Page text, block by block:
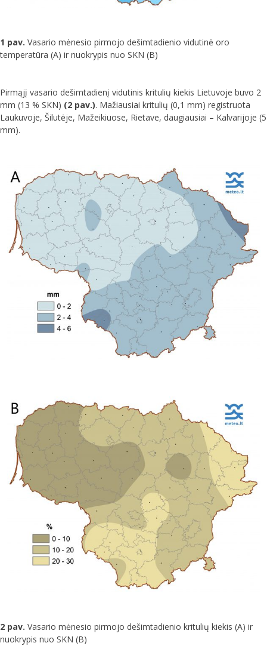
1 pav. Vasario mėnesio pirmojo dešimtadienio vidutinė oro
temperatūra (A) ir nuokrypis nuo SKN (B)
Pirmąjį vasario dešimtadienį vidutinis kritulių kiekis Lietuvoje buvo 2
mm (13 % SKN) (2 pav.). Mažiausiai kritulių (0,1 mm) registruota
Laukuvoje, Šilutėje, Mažeikiuose, Rietave, daugiausiai – Kalvarijoje (5
mm).
2 pav. Vasario mėnesio pirmojo dešimtadienio kritulių kiekis (A) ir
nuokrypis nuo SKN (B)